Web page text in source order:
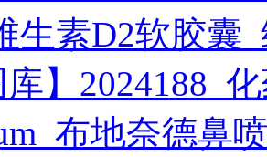
生素D2软胶囊
库】2024188_
布地奈德鼻